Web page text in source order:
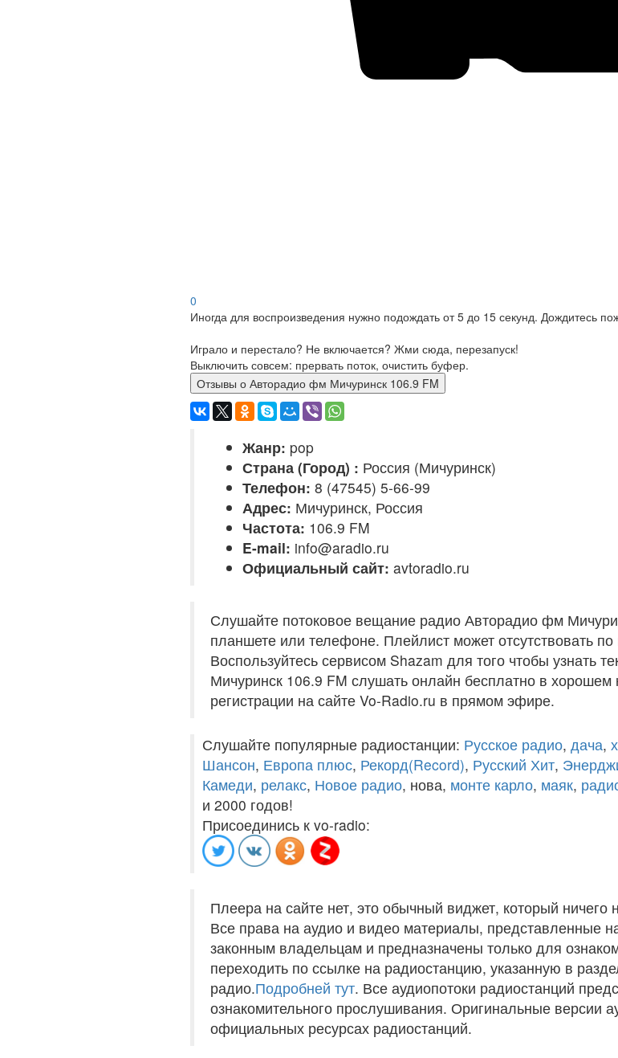
0
Иногда для воспроизведения нужно подождать от 5 до 15 секунд. Дождитесь
Играло и перестало? Не включается? Жми сюда, перезапуск!
Выключить совсем: прервать поток, очистить буфер.
Отзывы о Авторадио фм Мичуринск 106.9 FM
Жанр: pop
Страна (Город) : Россия (Мичуринск)
Телефон: 8 (47545) 5-66-99
Адрес: Мичуринск, Россия
Частота: 106.9 FM
E-mail: info@aradio.ru
Официальный сайт: avtoradio.ru
Слушайте потоковое вещание радио Авторадио фм
планшете или телефоне. Плейлист может отсутствовать
Воспользуйтесь сервисом Shazam для того чтобы узнать
Мичуринск 106.9 FM слушать онлайн бесплатно в хорошем
регистрации на сайте Vo-Radio.ru в прямом эфире.
Слушайте популярные радиостанции: Русское радио, дача,
Шансон, Европа плюс, Рекорд(Record), Русский Хит,
Камеди, релакс, Новое радио, нова, монте карло, маяк,
и 2000 годов!
Присоединись к vo-radio:
Плеера на сайте нет, это обычный виджет, который ничего
Все права на аудио и видео материалы, представленные
законным владельцам и предназначены только для
переходить по ссылке на радиостанцию, указанную в
радио.Подробней тут. Все аудиопотоки радиостанций
ознакомительного прослушивания. Оригинальные версии
официальных ресурсах радиостанций.